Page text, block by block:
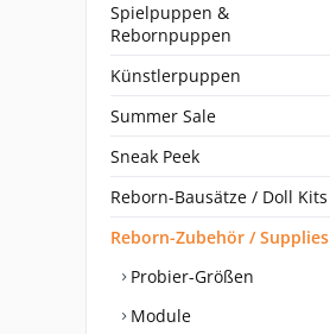
Spielpuppen &
Rebornpuppen
Künstlerpuppen
Summer Sale
Sneak Peek
Reborn-Bausätze / Doll Kits
Reborn-Zubehör / Supplies
Probier-Größen
Module